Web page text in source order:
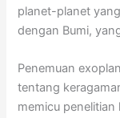
planet-planet
dengan Bumi,
Penemuan
tentang
memicu